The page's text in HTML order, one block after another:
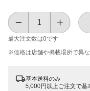
最大注文数は0です
※価格は​店舗や​掲載場所で​異な
基本送料のみ
5,000円以上ご注文で基